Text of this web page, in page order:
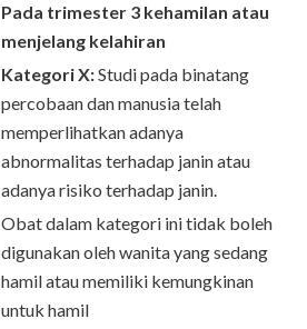
Pada trimester 3 kehamilan atau
menjelang kelahiran
Kategori X:Studi pada binatang
percobaan dan manusia telah
memperlihatkan adanya
abnormalitas terhadap janin atau
adanya risiko terhadap janin.
Obat dalam kategori ini tidak boleh
digunakan oleh wanita yang sedang
hamil atau memiliki kemungkinan
untuk hamil